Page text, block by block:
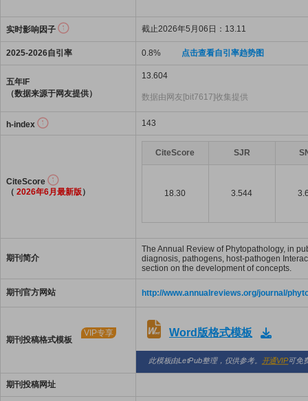
实时影响因子 截止2026年5月06日：13.11
2025-2026自引率 0.8% 点击查看自引率趋势图
五年IF
（数据来源于网友提供）
13.604
数据由网友[bit7617]收集提供
h-index 143
CiteScore
（ 2026年6月最新版）
CiteScore SJR
18.30 3.544
期刊简介
The Annual Review of Phytopathology, in
diagnosis, pathogens, host-pathogen
section on the development of concepts.
期刊官方网站 http://www.annualreviews.org/journal/
期刊投稿格式模板
VIP专享 Word版格式模板
此模板由LetPub整理，仅供参考。 开通VIP可免
期刊投稿网址